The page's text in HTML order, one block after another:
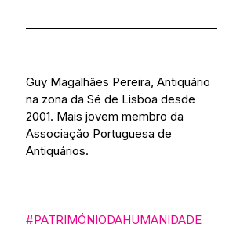
Guy Magalhães Pereira, Antiquário
na zona da Sé de Lisboa desde
2001. Mais jovem membro da
Associação Portuguesa de
Antiquários.
#PATRIMÓNIODAHUMANIDADE